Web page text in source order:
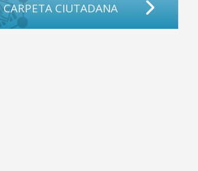
CARPETA CIUTADANA